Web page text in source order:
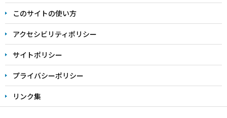
ま
で
このサイトの使い方
アクセシビリティポリシー
サイトポリシー
プライバシーポリシー
リンク集